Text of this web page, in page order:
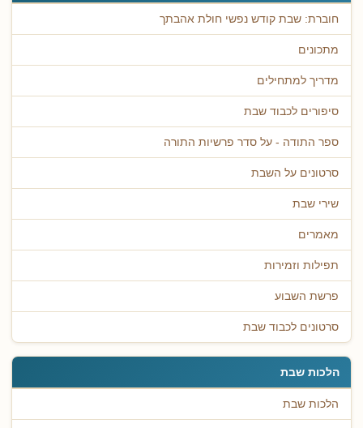
חוברת: שבת קודש נפשי חולת אהבתך
מתכונים
מדריך למתחילים
סיפורים לכבוד שבת
ספר התודה - על סדר פרשיות התורה
סרטונים על השבת
שירי שבת
מאמרים
תפילות וזמירות
פרשת השבוע
סרטונים לכבוד שבת
הלכות שבת
הלכות שבת